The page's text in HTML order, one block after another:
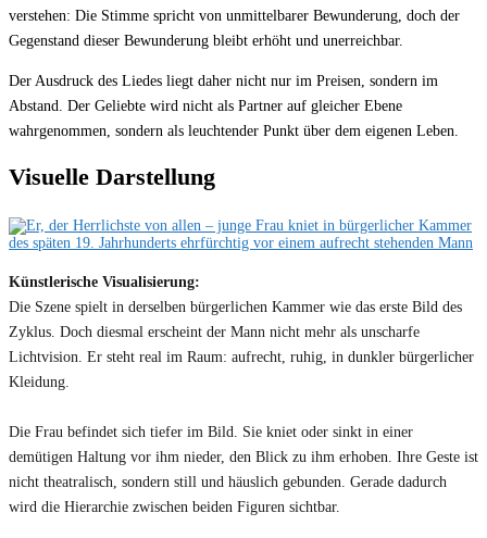
verstehen: Die Stimme spricht von unmittelbarer Bewunderung, doch der
Gegenstand dieser Bewunderung bleibt erhöht und unerreichbar.
Der Ausdruck des Liedes liegt daher nicht nur im Preisen, sondern im
Abstand. Der Geliebte wird nicht als Partner auf gleicher Ebene
wahrgenommen, sondern als leuchtender Punkt über dem eigenen Leben.
Visuelle Darstellung
Künstlerische Visualisierung:
Die Szene spielt in derselben bürgerlichen Kammer wie das erste Bild des
Zyklus. Doch diesmal erscheint der Mann nicht mehr als unscharfe
Lichtvision. Er steht real im Raum: aufrecht, ruhig, in dunkler bürgerlicher
Kleidung.
Die Frau befindet sich tiefer im Bild. Sie kniet oder sinkt in einer
demütigen Haltung vor ihm nieder, den Blick zu ihm erhoben. Ihre Geste ist
nicht theatralisch, sondern still und häuslich gebunden. Gerade dadurch
wird die Hierarchie zwischen beiden Figuren sichtbar.